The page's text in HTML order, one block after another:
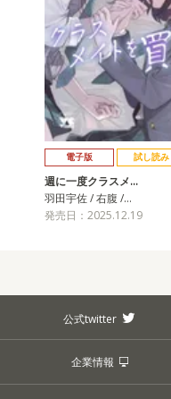
電子版 試し読み
週に一度クラスメ…
羽田宇佐 / 右腹 /…
発売日：2025.12.19
公式twitter
企業情報